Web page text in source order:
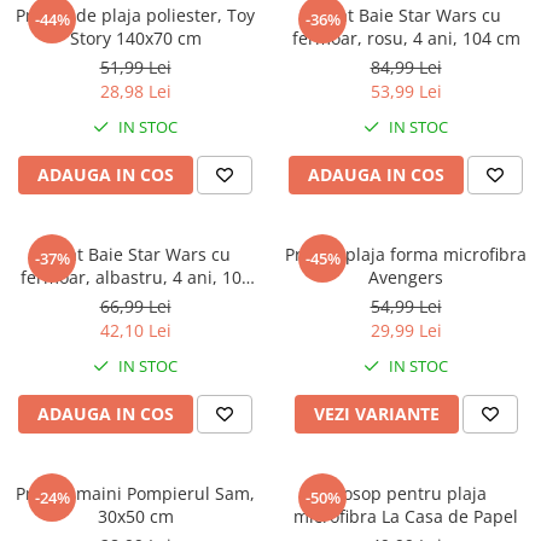
Captain america
Bakugan
Liga Dreptatii
Buzz Lightyear
My Little Pony
Planes
EplusM
Tom & Jerry
Transformers
Top Wings
Incaltaminte baieti
Ghete si cizme baieti
Pantofi baieti
Papuci si slapi baieti
Sandale baieti
Marvel
Monsters Inc.
La casa de papel
Nasa
Kids Euroswan
Rainbow High
Garfield
Nightmare before Christmas
EplusM
Perletti
Arditex
-44%
Prosop de plaja poliester, Toy
Story 140x70 cm
51,99 Lei
28,98 Lei
IN STOC
ADAUGA IN COS
-36%
Halat Baie Star Wars cu
fermoar, rosu, 4 ani, 104 cm
84,99 Lei
53,99 Lei
IN STOC
ADAUGA IN COS
-37%
Halat Baie Star Wars cu
fermoar, albastru, 4 ani, 104
cm
66,99 Lei
42,10 Lei
IN STOC
ADAUGA IN COS
-45%
Prosop plaja forma microfibra
Avengers
54,99 Lei
29,99 Lei
IN STOC
VEZI VARIANTE
-24%
Prosop maini Pompierul Sam,
30x50 cm
-50%Prosop pentru plaja
microfibra La Casa de Papel